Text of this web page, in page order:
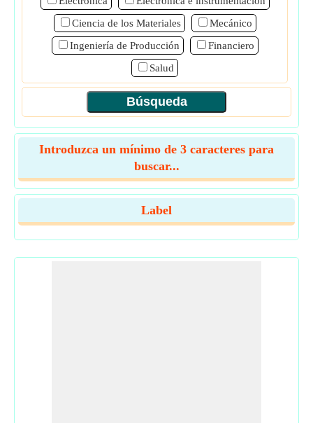
Ciencia de los Materiales
Mecánico
Ingeniería de Producción
Financiero
Salud
Introduzca un mínimo de 3 caracteres para
buscar...
Label